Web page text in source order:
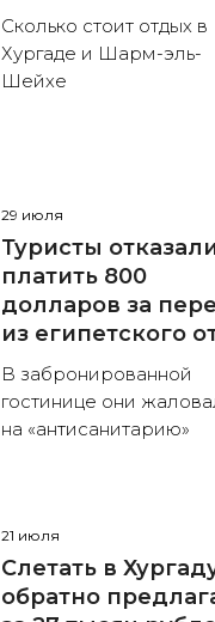
Сколько стоит отдых в
Хургаде и Шарм-эль-
Шейхе
29 июля
Туристы
платить 800
долларов за
из египетского
В забронированной
гостинице они
на «антисанитарию»
21 июля
Слетать в
обратно